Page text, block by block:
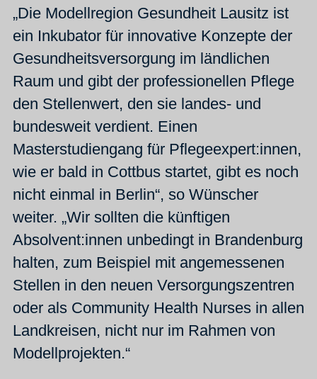
„Die Modellregion Gesundheit Lausitz ist
ein Inkubator für innovative Konzepte der
Gesundheitsversorgung im ländlichen
Raum und gibt der professionellen Pflege
den Stellenwert, den sie landes- und
bundesweit verdient. Einen
Masterstudiengang für Pflegeexpert:innen,
wie er bald in Cottbus startet, gibt es noch
nicht einmal in Berlin“, so Wünscher
weiter. „Wir sollten die künftigen
Absolvent:innen unbedingt in Brandenburg
halten, zum Beispiel mit angemessenen
Stellen in den neuen Versorgungszentren
oder als Community Health Nurses in allen
Landkreisen, nicht nur im Rahmen von
Modellprojekten.“